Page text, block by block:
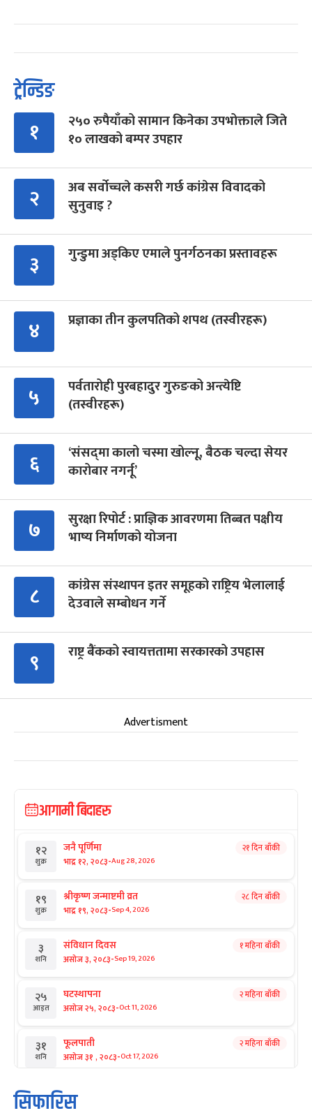
ट्रेन्डिङ
१
२५० रुपैयाँको सामान किनेका उपभोक्ताले जिते
१० लाखको बम्पर उपहार
२
अब सर्वोच्चले कसरी गर्छ कांग्रेस विवादको
सुनुवाइ ?
३ गुन्डुमा अड्किए एमाले पुनर्गठनका प्रस्तावहरू
४ प्रज्ञाका तीन कुलपतिको शपथ (तस्वीरहरू)
५
पर्वतारोही पुरबहादुर गुरुङको अन्त्येष्टि
(तस्वीरहरू)
६
‘संसद्‍मा कालो चस्मा खोल्नू, बैठक चल्दा सेयर
कारोबार नगर्नू’
७
सुरक्षा रिपोर्ट : प्राज्ञिक आवरणमा तिब्बत पक्षीय
भाष्य निर्माणको योजना
८
कांग्रेस संस्थापन इतर समूहको राष्ट्रिय भेलालाई
देउवाले सम्बोधन गर्ने
९ राष्ट्र बैंकको स्वायत्ततामा सरकारको उपहास
Advertisment
आगामी बिदाहरु
१२
शुक्र
जनै पूर्णिमा
भाद्र १२, २०८३-Aug 28, 2026
२१ दिन बाँकी
१९
शुक्र
श्रीकृष्ण जन्माष्टमी व्रत
भाद्र १९, २०८३-Sep 4, 2026
२८ दिन बाँकी
३
शनि
संविधान दिवस
असोज ३, २०८३-Sep 19, 2026
१ महिना बाँकी
२५
आइत
घटस्थापना
असोज २५, २०८३-Oct 11, 2026
२ महिना बाँकी
३१
शनि
फूलपाती
असोज ३१ , २०८३-Oct 17, 2026
२ महिना बाँकी
१
आइत
कार्तिक सङ्क्रान्ति
कार्तिक १, २०८३
सिफारिस